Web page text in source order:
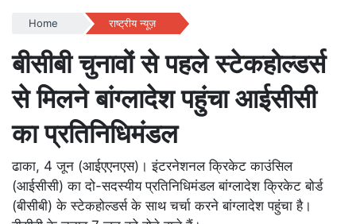
Home राष्ट्रीय न्यूज़
बीसीबी चुनावों से पहले स्टेकहोल्डर्स
से मिलने बांग्लादेश पहुंचा आईसीसी
का प्रतिनिधिमंडल
ढाका, 4 जून (आईएएनएस)। इंटरनेशनल क्रिकेट काउंसिल
(आईसीसी) का दो-सदस्यीय प्रतिनिधिमंडल बांग्लादेश क्रिकेट बोर्ड
(बीसीबी) के स्टेकहोल्डर्स के साथ चर्चा करने बांग्लादेश पहुंचा है।